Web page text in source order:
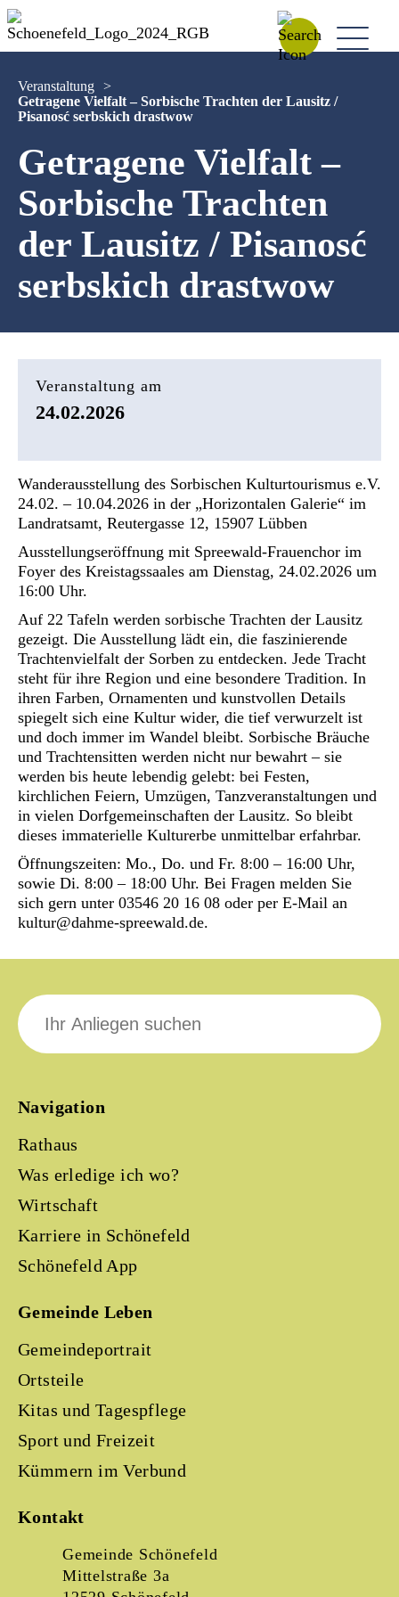
Veranstaltung >
Getragene Vielfalt – Sorbische Trachten der Lausitz /
Pisanosć serbskich drastwow
Getragene Vielfalt –
Sorbische Trachten
der Lausitz / Pisanosć
serbskich drastwow
Veranstaltung am
24.02.2026
Wanderausstellung des Sorbischen Kulturtourismus e.V.
24.02. – 10.04.2026 in der „Horizontalen Galerie“ im
Landratsamt, Reutergasse 12, 15907 Lübben
Ausstellungseröffnung mit Spreewald-Frauenchor im
Foyer des Kreistagssaales am Dienstag, 24.02.2026 um
16:00 Uhr.
Auf 22 Tafeln werden sorbische Trachten der Lausitz
gezeigt. Die Ausstellung lädt ein, die faszinierende
Trachtenvielfalt der Sorben zu entdecken. Jede Tracht
steht für ihre Region und eine besondere Tradition. In
ihren Farben, Ornamenten und kunstvollen Details
spiegelt sich eine Kultur wider, die tief verwurzelt ist
und doch immer im Wandel bleibt. Sorbische Bräuche
und Trachtensitten werden nicht nur bewahrt – sie
werden bis heute lebendig gelebt: bei Festen,
kirchlichen Feiern, Umzügen, Tanzveranstaltungen und
in vielen Dorfgemeinschaften der Lausitz. So bleibt
dieses immaterielle Kulturerbe unmittelbar erfahrbar.
Öffnungszeiten: Mo., Do. und Fr. 8:00 – 16:00 Uhr,
sowie Di. 8:00 – 18:00 Uhr. Bei Fragen melden Sie
sich gern unter 03546 20 16 08 oder per E-Mail an
kultur@dahme-spreewald.de.
Navigation
Rathaus
Was erledige ich wo?
Wirtschaft
Karriere in Schönefeld
Schönefeld App
Gemeinde Leben
Gemeindeportrait
Ortsteile
Kitas und Tagespflege
Sport und Freizeit
Kümmern im Verbund
Kontakt
Gemeinde Schönefeld
Mittelstraße 3a
Suche
nach: